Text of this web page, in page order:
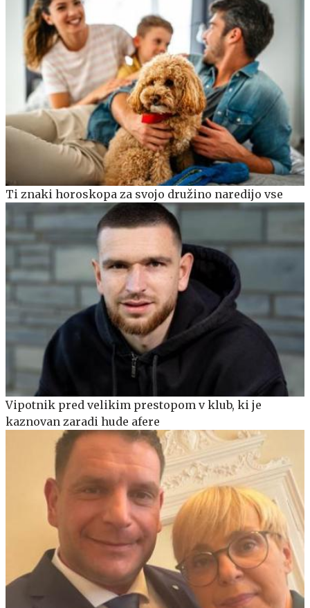
Ti znaki horoskopa za svojo družino naredijo vse
Vipotnik pred velikim prestopom v klub, ki je
kaznovan zaradi hude afere